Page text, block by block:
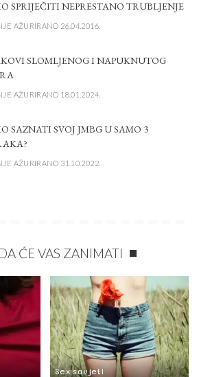
SPRIJEČITI NEPRESTANO TRUBLJENJE
AŽURIRANO 26.04.2016.
SLOMLJENOG I NAPUKNUTOG
AŽURIRANO 18.01.2024.
SAZNATI SVOJ JMBG U SAMO 3
AŽURIRANO 31.10.2022.
ĆE VAS ZANIMATI
Sex savjeti